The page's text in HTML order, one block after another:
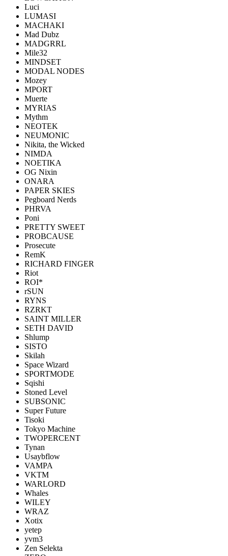
Luci
LUMASI
MACHAKI
Mad Dubz
MADGRRL
Mile32
MINDSET
MODAL NODES
Mozey
MPORT
Muerte
MYRIAS
Mythm
NEOTEK
NEUMONIC
Nikita, the Wicked
NIMDA
NOETIKA
OG Nixin
ONARA
PAPER SKIES
Pegboard Nerds
PHRVA
Poni
PRETTY SWEET
PROBCAUSE
Prosecute
RemK
RICHARD FINGER
Riot
ROI*
rSUN
RYNS
RZRKT
SAINT MILLER
SETH DAVID
Shlump
SISTO
Skilah
Space Wizard
SPORTMODE
Sqishi
Stoned Level
SUBSONIC
Super Future
Tisoki
Tokyo Machine
TWOPERCENT
Tynan
Usaybflow
VAMPA
VKTM
WARLORD
Whales
WILEY
WRAZ
Xotix
yetep
yvm3
Zen Selekta